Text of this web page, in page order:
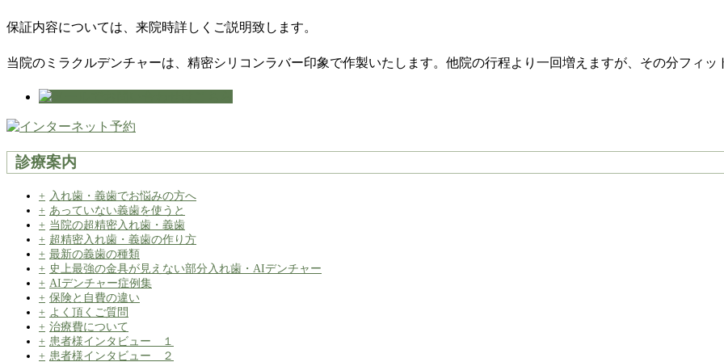
保証内容については、来院時詳しくご説明致します。
当院のミラクルデンチャーは、精密シリコンラバー印象で作製いたします。他院の行程より一回増えますが、その分フィッ
診療案内
入れ歯・義歯でお悩みの方へ
あっていない義歯を使うと
当院の超精密入れ歯・義歯
超精密入れ歯・義歯の作り方
最新の義歯の種類
史上最強の金具が見えない部分入れ歯・AIデンチャー
AIデンチャー症例集
保険と自費の違い
よく頂くご質問
治療費について
患者様インタビュー １
患者様インタビュー ２